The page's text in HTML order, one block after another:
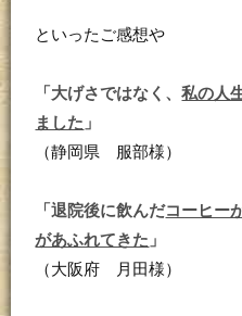
といったご感想や
「大げさではなく、私の人
ました 」
（静岡県 服部様）
「退院後に飲んだコーヒー
があふれてきた 」
（大阪府 月田様）